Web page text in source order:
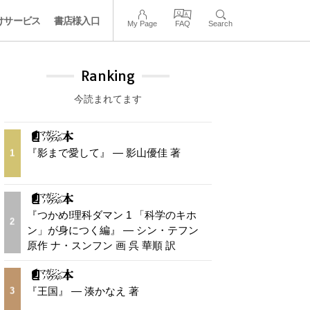
サービス 書店様入口 My Page FAQ Search
Ranking
今読まれてます
1 『影まで愛して』 — 影山優佳 著
2
『つかめ!理科ダマン 1 「科学のキホ
ン」が身につく編』 — シン・テフン
原作 ナ・スンフン 画 呉 華順 訳
3 『王国』 — 湊かなえ 著